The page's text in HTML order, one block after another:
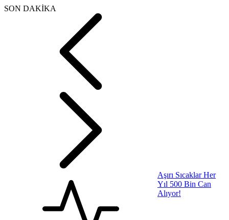
SON DAKİKA
Aşırı Sıcaklar Her
Yıl 500 Bin Can
Alıyor!